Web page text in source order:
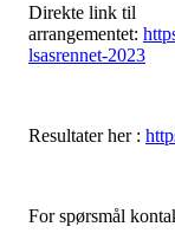
Direkte link til
arrangementet:
lsasrennet-2023
Resultater her :
For spørsmål